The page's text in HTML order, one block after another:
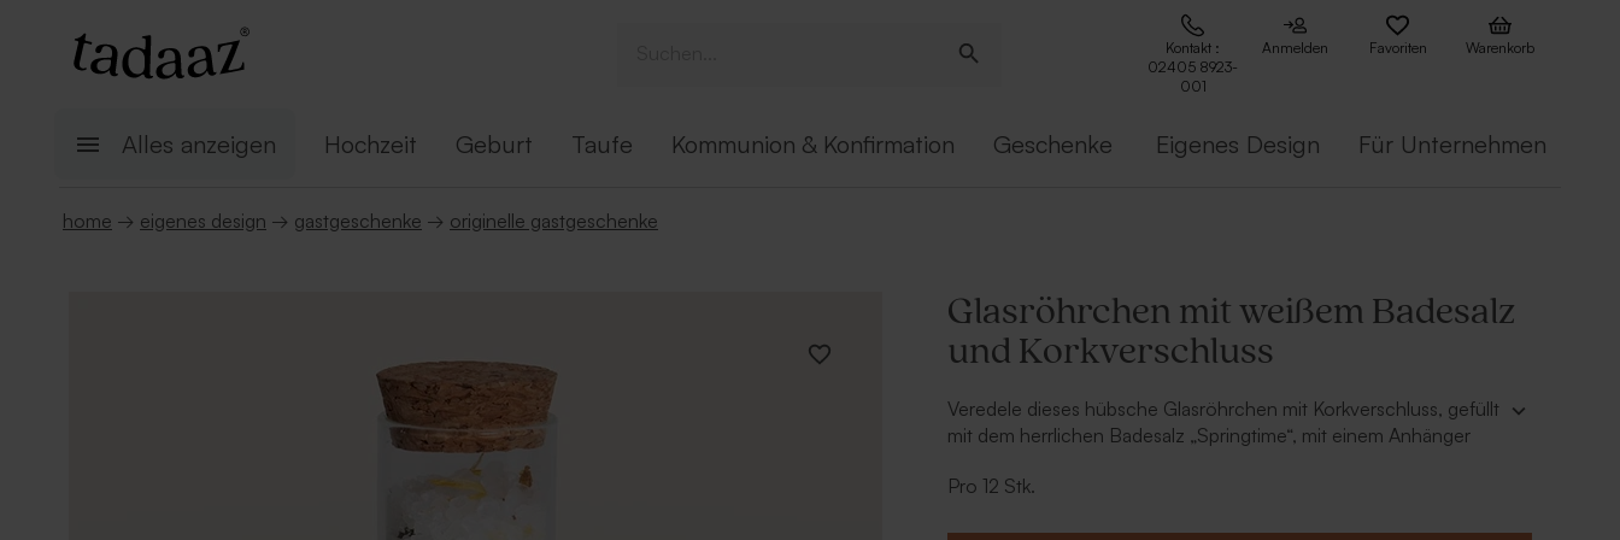
Kontakt :
02405 8923-
001
Anmelden Favoriten Warenkorb
Alles anzeigen Hochzeit Geburt Taufe Kommunion & Konfirmation Geschenke Eigenes Design Für Unternehmen
home → eigenes design → gastgeschenke → originelle gastgeschenke
Glasröhrchen mit weißem Badesalz
und Korkverschluss
Veredele dieses hübsche Glasröhrchen mit Korkverschluss, gefüllt
mit dem herrlichen Badesalz „Springtime“, mit einem Anhänger
Papeterie für ein wunderschönes Gesamtbild.
Inhalt: 65 g
Pro 12 Stk.